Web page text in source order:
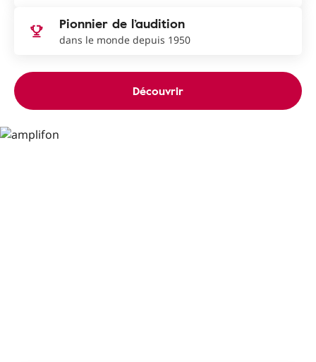
Pionnier de l’audition
dans le monde depuis 1950
Découvrir